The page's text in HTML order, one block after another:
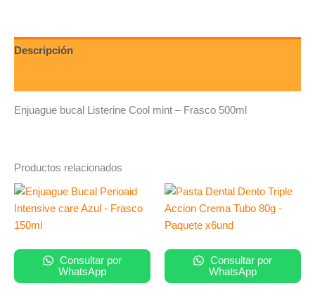
Descripción
Enjuague bucal Listerine Cool mint – Frasco 500ml
Productos relacionados
Consultar por
WhatsApp
Consultar por
WhatsApp